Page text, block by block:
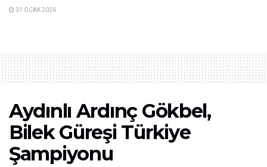
31 OCAK 2026
Aydınlı Ardınç Gökbel,
Bilek Güreşi Türkiye
Şampiyonu